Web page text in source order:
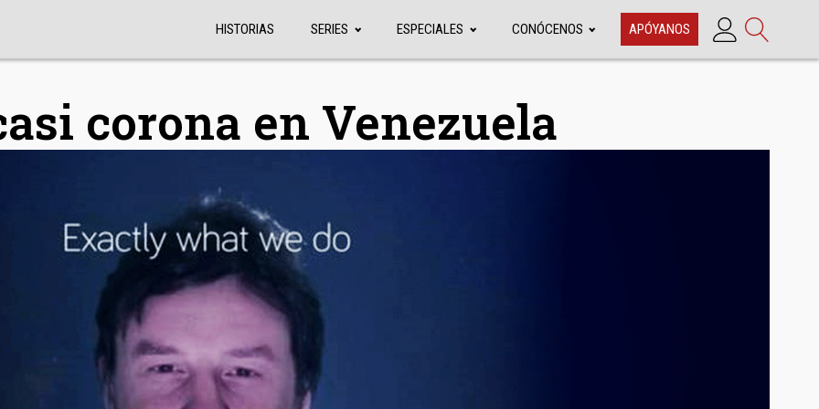
HISTORIAS SERIES ESPECIALES CONÓCENOS APÓYANOS
corona en Venezuela